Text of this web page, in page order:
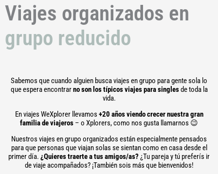
Viajes organizados en
grupo reducido
Sabemos que cuando alguien busca viajes en grupo para gente sola lo
que espera encontrarno son los típicos viajes para singlesde toda la
vida.
En viajes WeXplorer llevamos +20 años viendo crecer nuestra gran
familia de viajeros – o Xplorers, como nos gusta llamarnos 😉
Nuestros viajes en grupo organizados están especialmente pensados
para que personas que viajan solas se sientan como en casa desde el
primer día. ¿Quieres traerte a tus amigos/as? ¿Tu pareja y tú preferís ir
de viaje acompañados? ¡También sois más que bienvenidos!